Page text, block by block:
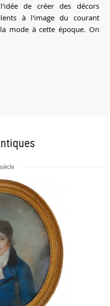
de créer des décors
à l'image du courant
mode à cette époque. On
siècle